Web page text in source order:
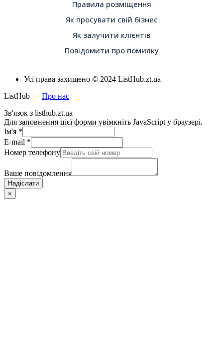
Правила розміщення
Як просувати свій бізнес
Як залучити клієнтів
Повідомити про помилку
Усі права захищено © 2024 ListHub.zt.ua
ListHub — Про нас
Зв'язок з listhub.zt.ua
Для заповнення цієї форми увімкніть JavaScript у браузері.
Ім'я *
E-mail *
Номер телефону
Ваше повідомлення
Надіслати
×